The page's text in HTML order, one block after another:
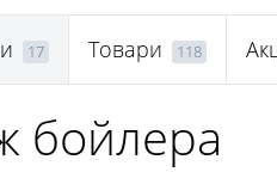
17 Товари 118
бойлера